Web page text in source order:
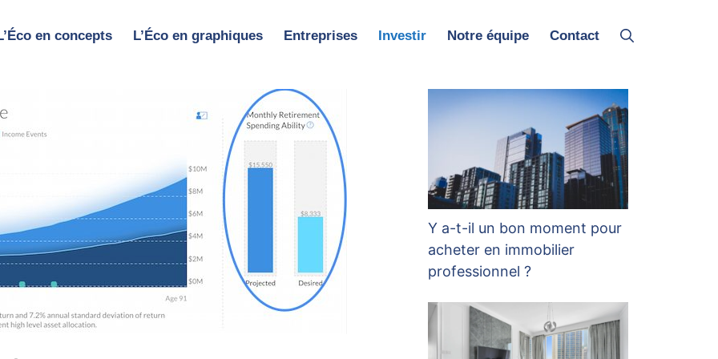
en concepts L’Éco en graphiques Entreprises Investir Notre équipe Contact
Y a-t-il un bon moment pour
acheter en immobilier
professionnel ?